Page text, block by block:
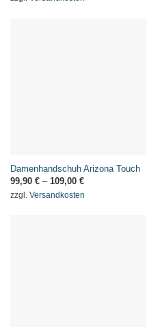
Damenhandschuh Arizona Touch
99,90 €– 109,00 €
zzgl. Versandkosten